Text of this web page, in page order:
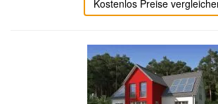
Kostenlos Preise